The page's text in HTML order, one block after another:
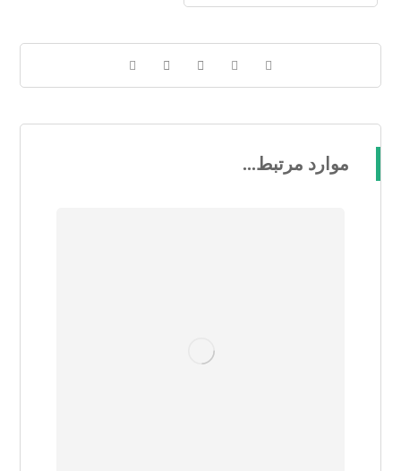
موارد مرتبط...